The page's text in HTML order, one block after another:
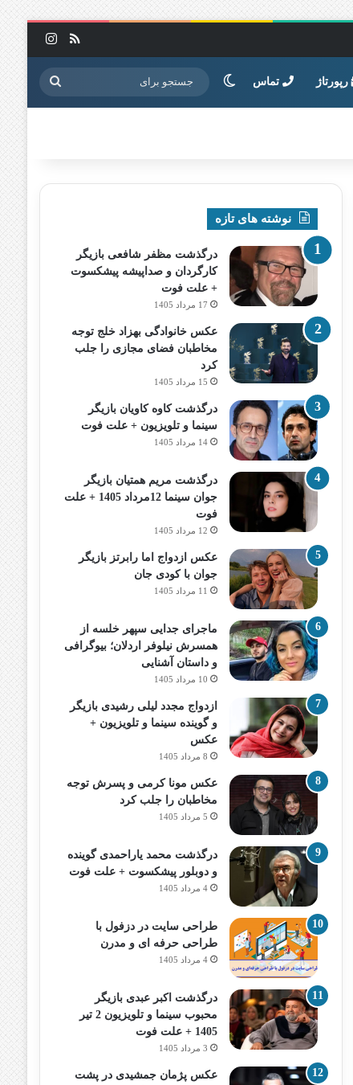
خوراک
رپورتاژ تماس تغییر پوسته جستجو
برای
نوشته های تازه
درگذشت مظفر شافعی بازیگر
کارگردان و صداپیشه پیشکسوت
+ علت فوت
17 مرداد 1405
عکس خانوادگی بهزاد خلج توجه
مخاطبان فضای مجازی را جلب
کرد
15 مرداد 1405
درگذشت کاوه کاویان بازیگر
سینما و تلویزیون + علت فوت
14 مرداد 1405
درگذشت مریم همتیان بازیگر
جوان سینما 12مرداد 1405 + علت
فوت
12 مرداد 1405
عکس ازدواج اما رابرتز بازیگر
جوان با کودی جان
11 مرداد 1405
ماجرای جدایی سپهر خلسه از
همسرش نیلوفر اردلان؛ بیوگرافی
و داستان آشنایی
10 مرداد 1405
ازدواج مجدد لیلی رشیدی بازیگر
و گوینده سینما و تلویزیون +
عکس
8 مرداد 1405
عکس مونا کرمی و پسرش توجه
مخاطبان را جلب کرد
5 مرداد 1405
درگذشت محمد یاراحمدی گوینده
و دوبلور پیشکسوت + علت فوت
4 مرداد 1405
طراحی سایت در دزفول با
طراحی حرفه‌ ای و مدرن
4 مرداد 1405
درگذشت اکبر عبدی بازیگر
محبوب سینما و تلویزیون 2 تیر
1405 + علت فوت
3 مرداد 1405
عکس پژمان جمشیدی در پشت